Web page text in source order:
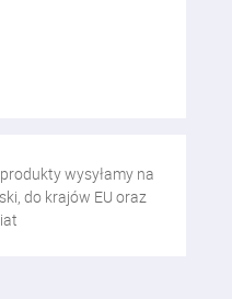
wysyłamy na
do krajów EU oraz